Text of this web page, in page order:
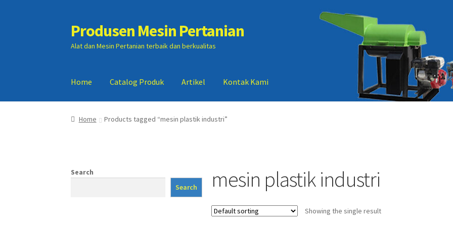
Skip
to
navigation
Skip
to
content
Produsen Mesin Pertanian
Alat dan Mesin Pertanian terbaik dan berkualitas
Home Catalog Produk Artikel Kontak Kami
Home Artikel Cart Checkout Kontak Kami My account
Home Products tagged “mesin plastik industri”
mesin plastik industri
Showing the single result
Search
Search